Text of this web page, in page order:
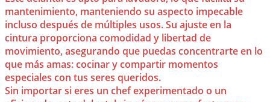
mantenimiento, manteniendo su aspecto impecable
incluso después de múltiples usos. Su ajuste en la
cintura proporciona comodidad y libertad de
movimiento, asegurando que puedas concentrarte en lo
que más amas: cocinar y compartir momentos
especiales con tus seres queridos.
Sin importar si eres un chef experimentado o un